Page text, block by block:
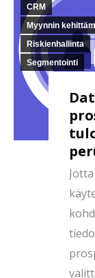
CRM
Myynnin
Riskienhallinta
Segmentointi